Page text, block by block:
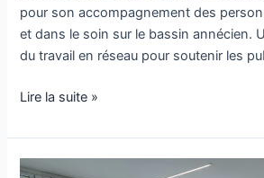
pour son accompagnement des
et dans le soin sur le bassin annécien.
du travail en réseau pour soutenir les
Lire la suite »
Actions